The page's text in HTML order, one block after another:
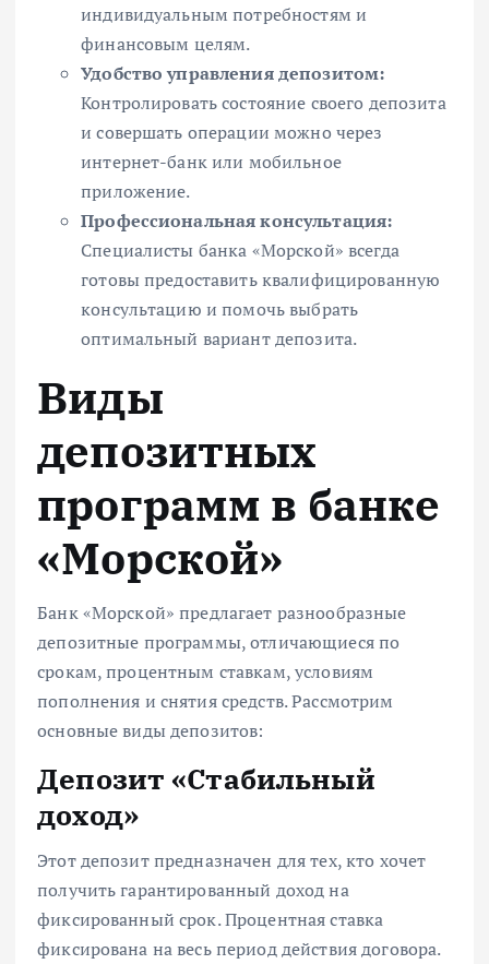
индивидуальным потребностям и
финансовым целям.
Удобство управления депозитом:
Контролировать состояние своего депозита
и совершать операции можно через
интернет-банк или мобильное
приложение.
Профессиональная консультация:
Специалисты банка «Морской» всегда
готовы предоставить квалифицированную
консультацию и помочь выбрать
оптимальный вариант депозита.
Виды
депозитных
программ в банке
«Морской»
Банк «Морской» предлагает разнообразные
депозитные программы, отличающиеся по
срокам, процентным ставкам, условиям
пополнения и снятия средств. Рассмотрим
основные виды депозитов:
Депозит «Стабильный
доход»
Этот депозит предназначен для тех, кто хочет
получить гарантированный доход на
фиксированный срок. Процентная ставка
фиксирована на весь период действия договора.